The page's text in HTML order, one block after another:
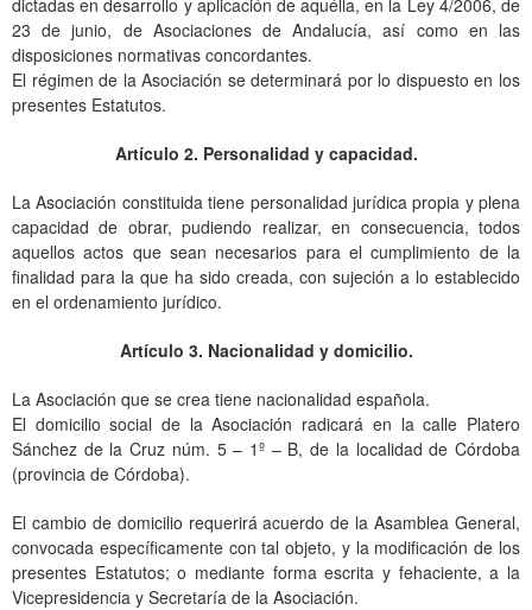
23 de junio, de Asociaciones de Andalucía, así como en las
disposiciones normativas concordantes.
El régimen de la Asociación se determinará por lo dispuesto en los
presentes Estatutos.
Artículo 2. Personalidad y capacidad.
La Asociación constituida tiene personalidad jurídica propia y plena
capacidad de obrar, pudiendo realizar, en consecuencia, todos
aquellos actos que sean necesarios para el cumplimiento de la
finalidad para la que ha sido creada, con sujeción a lo establecido
en el ordenamiento jurídico.
Artículo 3. Nacionalidad y domicilio.
La Asociación que se crea tiene nacionalidad española.
El domicilio social de la Asociación radicará en la calle Platero
Sánchez de la Cruz núm. 5 – 1º – B, de la localidad de Córdoba
(provincia de Córdoba).
El cambio de domicilio requerirá acuerdo de la Asamblea General,
convocada específicamente con tal objeto, y la modificación de los
presentes Estatutos; o mediante forma escrita y fehaciente, a la
Vicepresidencia y Secretaría de la Asociación.